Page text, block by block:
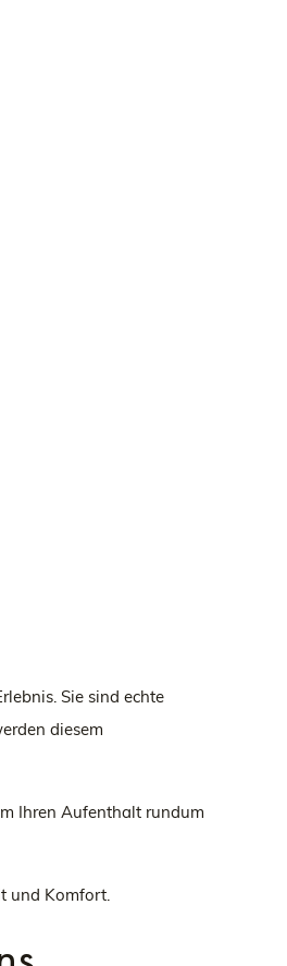
Sie sind echte
diesem
Ihren Aufenthalt rundum
und Komfort.